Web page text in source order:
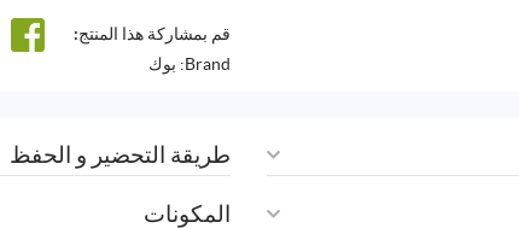
قم بمشاركة هذا المنتج:
Brand: بوك
طريقة التحضير و الحفظ
المكونات